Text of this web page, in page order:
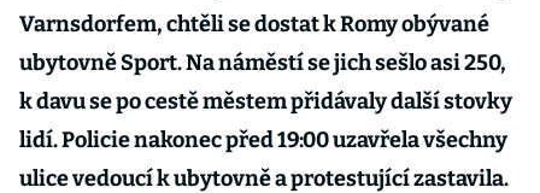
Varnsdorfem, chtěli se dostat k Romy obývané
ubytovně Sport. Na náměstí se jich sešlo asi 250,
k davu se po cestě městem přidávaly další stovky
lidí. Policie nakonec před 19:00 uzavřela všechny
ulice vedoucí k ubytovně a protestující zastavila.